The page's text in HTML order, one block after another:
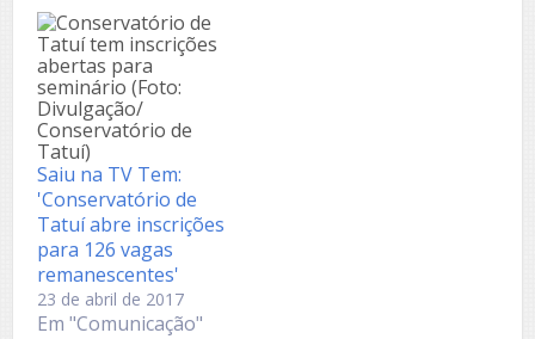
Dramático e Musical
Dr. Carlos de Campos
de Tatuí é um
equipamento do
Governo do Estado
de São Paulo e
Secretaria da Cultura
do Estado
administrado pela
Associação de…
Saiu na TV Tem:
'Conservatório de
Tatuí abre inscrições
para 126 vagas
remanescentes'
23 de abril de 2017
Em "Comunicação"